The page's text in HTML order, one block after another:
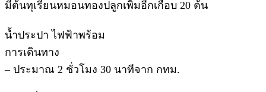
มีต้นทุเรียนหมอนทองปลูกเพิ่มอีกเกือบ 20 ต้น
น้ำประปา ไฟฟ้าพร้อม
การเดินทาง
– ประมาณ 2 ชั่วโมง 30 นาทีจาก กทม.